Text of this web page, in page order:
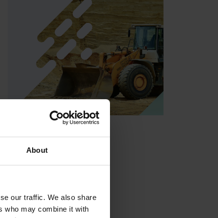
About
our traffic. We also share
who may combine it with